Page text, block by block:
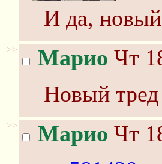
И да, новый
>> Марио Чт
Новый тред
>> Марио Чт